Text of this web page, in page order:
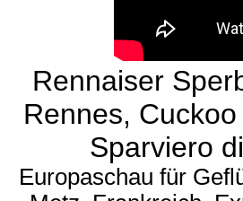
Rennaiser
Rennes,
Sparviero
Europaschau für